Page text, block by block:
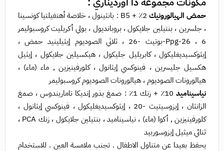
حمض الهيالورونيك
2٪ + B5 : بانثينول ، خلاصة أهنفيلتيا كونسينا
، جلسرين ، بنتيلين جلايكول ، بروبانديول ، بولي أكريليت كروسبوليمر
6 ، Ppg-26-بوتيث -26 ، ثلاثي الصوديوم إيثيلينيد حمض ،
إيثوكسيديغليكول ، كابريليل جليكول ، هيكسيلين جلايكول ، إيثيل
هكسيل جليسرين ، فينوكسي إيثانول ، كلورفينيزين , ماء (ماء) ،
هيالورونات الصوديوم ، هيالورونات الصوديوم كروسبوليمر
نياسيناميد
10٪ + زنك 1٪ : صمغ بذور إنديكا تاماريندوس ، صمغ
الزانثان ، إيزوسيتيث -20 ، إيثوكسيديغليكول ، فينوكسي إيثانول ،
كلورفينيزين , أكوا (ماء) ، نياسيناميد ، بنتيلين جلايكول ، زنك PCA ،
ثنائي ميثيل إيزوسوربيد
يحفظ بعيدا عن متناول الاطفال . تجنب ملامسة العين . للاستخدام